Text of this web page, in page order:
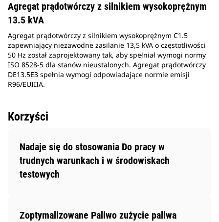
Agregat prądotwórczy z silnikiem wysokoprężnym
13.5 kVA
Agregat prądotwórczy z silnikiem wysokoprężnym C1.5
zapewniający niezawodne zasilanie 13,5 kVA o częstotliwości
50 Hz został zaprojektowany tak, aby spełniał wymogi normy
ISO 8528-5 dla stanów nieustalonych. Agregat prądotwórczy
DE13.5E3 spełnia wymogi odpowiadające normie emisji
R96/EUIIIA.
Korzyści
Nadaje się do stosowania Do pracy w
trudnych warunkach i w środowiskach
testowych
Zoptymalizowane Paliwo zużycie paliwa